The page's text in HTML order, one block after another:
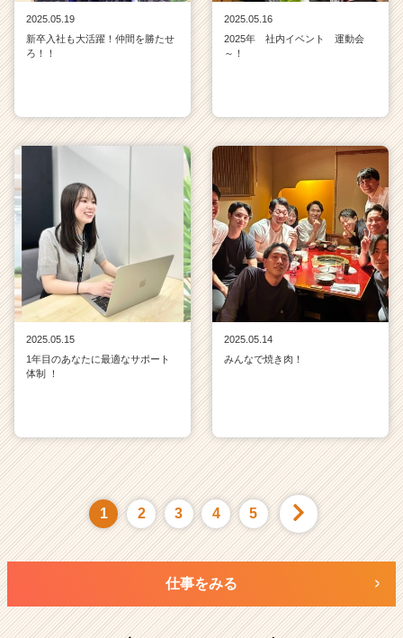
2025.05.19
新卒入社も大活躍！仲間を勝たせ
ろ！！
2025.05.16
2025年 社内イベント 運動会
～！
2025.05.15
1年目のあなたに最適なサポート
体制 ！
2025.05.14
みんなで焼き肉！
1 2 3 4 5
仕事をみる